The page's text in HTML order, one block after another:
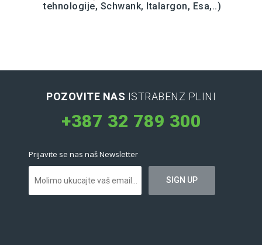
tehnologije, Schwank, Italargon, Esa,..)
POZOVITE NAS ISTRABENZ PLINI
+387 32 789 300
Prijavite se nas naš Newsletter